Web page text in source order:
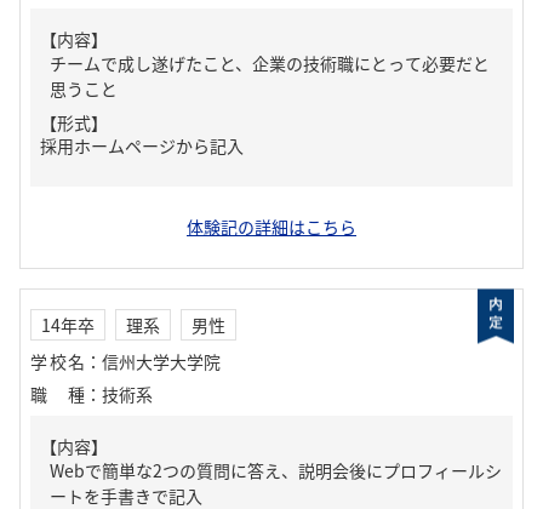
【内容】
チームで成し遂げたこと、企業の技術職にとって必要だと
思うこと
【形式】
採用ホームページから記入
体験記の詳細はこちら
14年卒 理系
男性
学校名 ： 信州大学大学院
職種 ： 技術系
【内容】
Webで簡単な2つの質問に答え、説明会後にプロフィールシ
ートを手書きで記入